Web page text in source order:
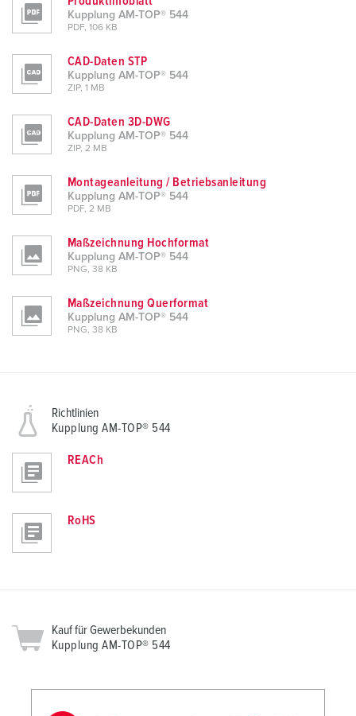
h
l
Kupplung AM-TOP® 544
PDF, 106 KB
CAD-Daten STP
Kupplung AM-TOP® 544
ZIP, 1 MB
CAD-Daten 3D-DWG
Kupplung AM-TOP® 544
ZIP, 2 MB
Montageanleitung / Betriebsanleitung
Kupplung AM-TOP® 544
PDF, 2 MB
Maßzeichnung Hochformat
Kupplung AM-TOP® 544
PNG, 38 KB
Maßzeichnung Querformat
Kupplung AM-TOP® 544
PNG, 38 KB
Richtlinien
Kupplung AM-TOP® 544
REACh
RoHS
Kauf für Gewerbekunden
Kupplung AM-TOP® 544